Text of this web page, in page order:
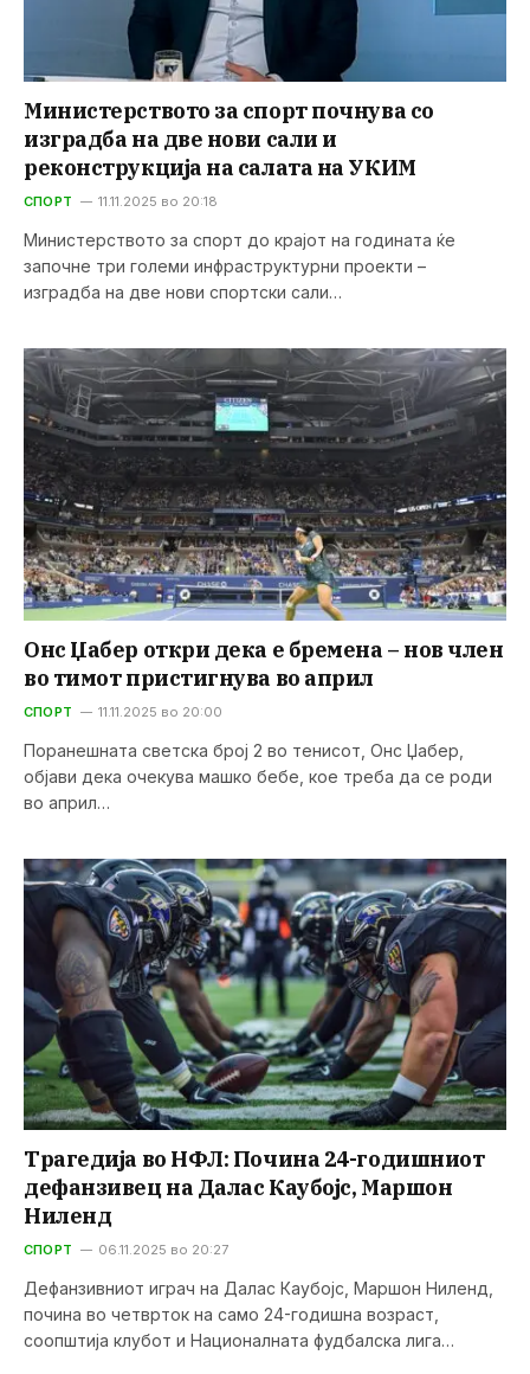
Министерството за спорт почнува со
изградба на две нови сали и
реконструкција на салата на УКИМ
СПОРТ 11.11.2025 во 20:18
Министерството за спорт до крајот на годината ќе
започне три големи инфраструктурни проекти –
изградба на две нови спортски сали…
Онс Џабер откри дека е бремена – нов член
во тимот пристигнува во април
СПОРТ 11.11.2025 во 20:00
Поранешната светска број 2 во тенисот, Онс Џабер,
објави дека очекува машко бебе, кое треба да се роди
во април…
Трагедија во НФЛ: Почина 24-годишниот
дефанзивец на Далас Каубојс, Маршон
Ниленд
СПОРТ 06.11.2025 во 20:27
Дефанзивниот играч на Далас Каубојс, Маршон Ниленд,
почина во четврток на само 24-годишна возраст,
соопштија клубот и Националната фудбалска лига…